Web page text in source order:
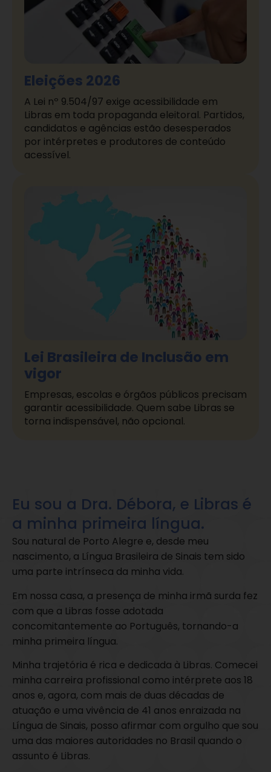
Eleições 2026
A Lei nº 9.504/97 exige acessibilidade em
Libras em toda propaganda eleitoral. Partidos,
candidatos e agências estão desesperados
por intérpretes e produtores de conteúdo
acessível.
Lei Brasileira de Inclusão em
vigor
Empresas, escolas e órgãos públicos precisam
garantir acessibilidade. Quem sabe Libras se
torna indispensável, não opcional.
Eu sou a Dra. Débora, e Libras é
a minha primeira língua.
Sou natural de Porto Alegre e, desde meu
nascimento, a Língua Brasileira de Sinais tem sido
uma parte intrínseca da minha vida.
Em nossa casa, a presença de minha irmã surda fez
com que a Libras fosse adotada
concomitantemente ao Português, tornando-a
minha primeira língua.
Minha trajetória é rica e dedicada à Libras. Comecei
minha carreira profissional como intérprete aos 18
anos e, agora, com mais de duas décadas de
atuação e uma vivência de 41 anos enraizada na
Língua de Sinais, posso afirmar com orgulho que sou
uma das maiores autoridades no Brasil quando o
assunto é Libras.